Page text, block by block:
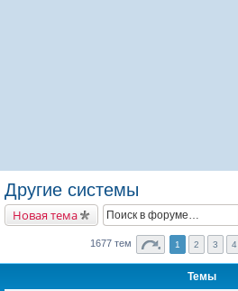
Другие системы
Новая тема
1677 тем 1 2 3 4
Темы